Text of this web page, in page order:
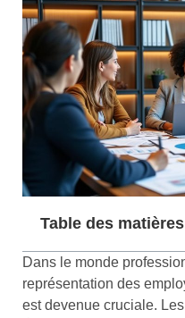
Table des matières
Dans le monde
représentation des
est devenue cruciale.